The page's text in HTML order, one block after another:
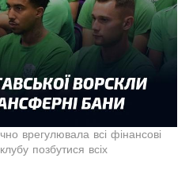
врегулювала всі фінансові
позбутися всіх